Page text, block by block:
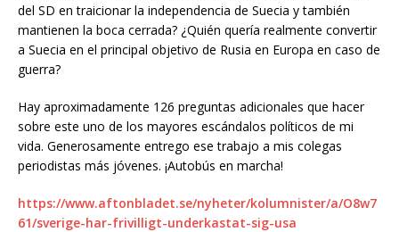
del SD en traicionar la independencia de Suecia y también
mantienen la boca cerrada? ¿Quién quería realmente convertir
a Suecia en el principal objetivo de Rusia en Europa en caso de
guerra?
Hay aproximadamente 126 preguntas adicionales que hacer
sobre este uno de los mayores escándalos políticos de mi
vida. Generosamente entrego ese trabajo a mis colegas
periodistas más jóvenes. ¡Autobús en marcha!
https://www.aftonbladet.se/nyheter/kolumnister/a/O8w7
61/sverige-har-frivilligt-underkastat-sig-usa